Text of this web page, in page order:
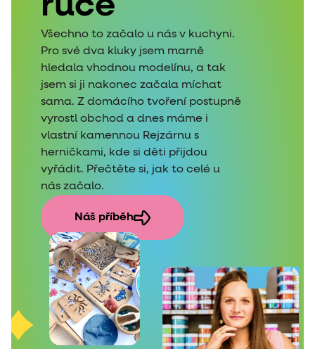
Všechno to začalo u nás v kuchyni.
Pro své dva kluky jsem marně
hledala vhodnou modelínu, a tak
jsem si ji nakonec začala míchat
sama. Z domácího tvoření postupně
vyrostl obchod a dnes máme i
vlastní kamennou Rejzárnu s
herničkami, kde si děti přijdou
vyřádit. Přečtěte si, jak to celé u
nás začalo.
Náš příběh